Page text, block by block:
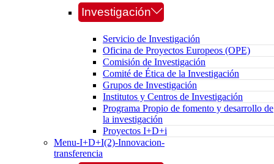
Investigación
Servicio de Investigación
Oficina de Proyectos Europeos (OPE)
Comisión de Investigación
Comité de Ética de la Investigación
Grupos de Investigación
Institutos y Centros de Investigación
Programa Propio de fomento y desarrollo de
la investigación
Proyectos I+D+i
Menu-I+D+I(2)-Innovacion-
transferencia